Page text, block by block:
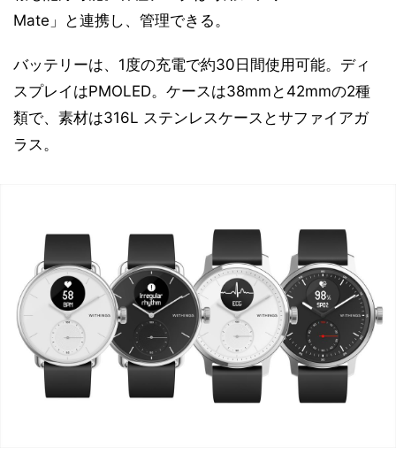
Mate」と連携し、管理できる。
バッテリーは、1度の充電で約30日間使用可能。ディ
スプレイはPMOLED。ケースは38mmと42mmの2種
類で、素材は316L ステンレスケースとサファイアガ
ラス。